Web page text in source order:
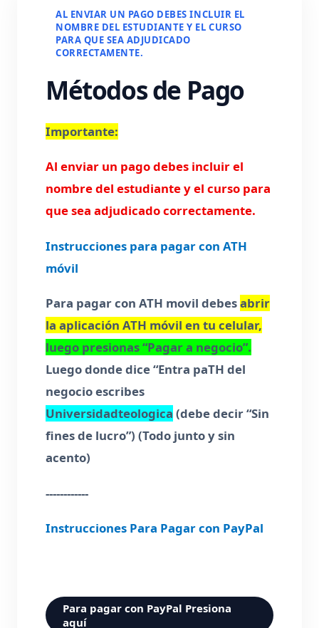
AL ENVIAR UN PAGO DEBES INCLUIR EL
NOMBRE DEL ESTUDIANTE Y EL CURSO
PARA QUE SEA ADJUDICADO
CORRECTAMENTE.
Métodos de Pago
Importante:
Al enviar un pago debes incluir el
nombre del estudiante y el curso para
que sea adjudicado correctamente.
Instrucciones para pagar con ATH
móvil
Para pagar con ATH movil debesabrir
la aplicación ATH móvil en tu celular,
luego presionas “Pagar a negocio”.
Luego donde dice “Entra paTH del
negocio escribes
Universidadteologica (debe decir “Sin
fines de lucro”) (Todo junto y sin
acento)
------------
Instrucciones Para Pagar con PayPal
Para pagar con PayPal Presiona
aquí